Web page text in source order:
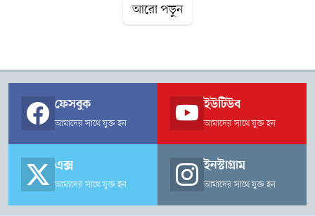
আরো পড়ুন
ফেসবুক
আমাদের সাথে যুক্ত হন
ইউটিউব
আমাদের সাথে যুক্ত হন
এক্স
আমাদের সাথে যুক্ত হন
ইনস্টাগ্রাম
আমাদের সাথে যুক্ত হন